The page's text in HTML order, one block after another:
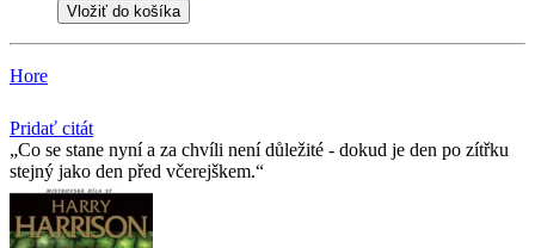
Vložiť do košíka
Hore
Pridať citát
Co se stane nyní a za chvíli není důležité - dokud je den po zítřku
stejný jako den před včerejškem.